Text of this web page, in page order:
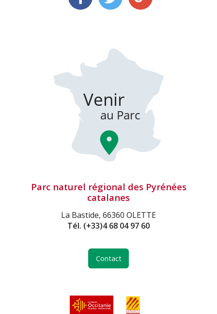
Parc naturel régional des Pyrénées
catalanes
La Bastide, 66360 OLETTE
Tél. (+33)4 68 04 97 60
Contact